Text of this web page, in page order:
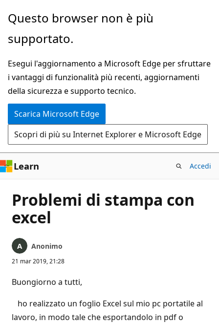
Ignora
passa
contenuto
principale
Questo browser non è più
supportato.
Esegui l'aggiornamento a Microsoft Edge per sfruttare
i vantaggi di funzionalità più recenti, aggiornamenti
della sicurezza e supporto tecnico.
Scarica Microsoft Edge
Scopri di più su Internet Explorer e Microsoft Edge
Learn Accedi
Problemi di stampa con
excel
Anonimo
21 mar 2019, 21:28
Buongiorno a tutti,
ho realizzato un foglio Excel sul mio pc portatile al
lavoro, in modo tale che esportandolo in pdf o